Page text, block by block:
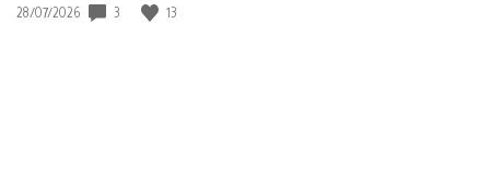
Date
28/07/2026 3 13